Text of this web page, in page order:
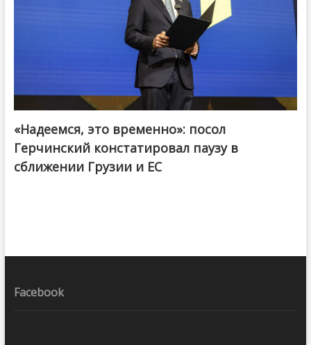
«Надеемся, это временно»: посол
Герчинский констатировал паузу в
сближении Грузии и ЕС
Facebook